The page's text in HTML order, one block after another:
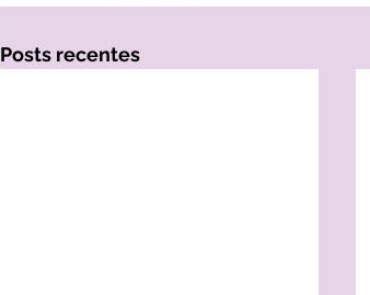
Posts recentes